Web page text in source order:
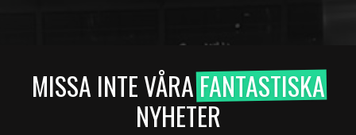
MISSA INTE VÅRAFANTASTISKA
NYHETER